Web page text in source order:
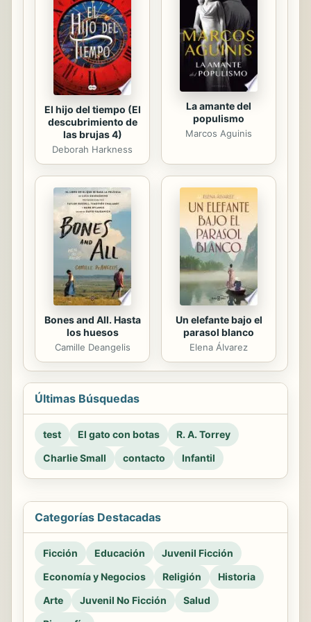
de problemas resueltos, cuyo
desarrollo se presenta con detalle.
Así, el alumno cuenta con una
herramienta muy valiosa que le
ofrece ...
El hijo del tiempo (El
descubrimiento de
las brujas 4)
Deborah Harkness
La amante del
populismo
Marcos Aguinis
Bones and All. Hasta
los huesos
Camille Deangelis
Un elefante bajo el
parasol blanco
Elena Álvarez
Últimas Búsquedas
test El gato con botas
R. A. Torrey
Charlie Small
contacto Infantil
Categorías Destacadas
Ficción Educación
Juvenil Ficción
Economía y Negocios
Religión
Historia
Arte
Juvenil No Ficción
Salud